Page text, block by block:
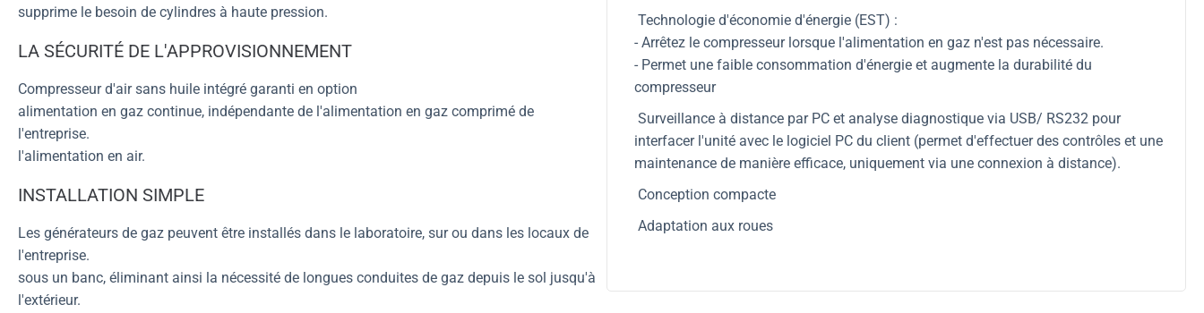
supprime le besoin de cylindres à haute pression.
LA SÉCURITÉ DE L'APPROVISIONNEMENT
Compresseur d'air sans huile intégré garanti en option
alimentation en gaz continue, indépendante de l'alimentation en gaz comprimé de
l'entreprise.
l'alimentation en air.
INSTALLATION SIMPLE
Les générateurs de gaz peuvent être installés dans le laboratoire, sur ou dans les locaux de
l'entreprise.
sous un banc, éliminant ainsi la nécessité de longues conduites de gaz depuis le sol jusqu'à
l'extérieur.
Technologie d'économie d'énergie (EST) :
- Arrêtez le compresseur lorsque l'alimentation en gaz n'est pas nécessaire.
- Permet une faible consommation d'énergie et augmente la durabilité du
compresseur
Surveillance à distance par PC et analyse diagnostique via USB/ RS232 pour
interfacer l'unité avec le logiciel PC du client (permet d'effectuer des contrôles et une
maintenance de manière efficace, uniquement via une connexion à distance).
Conception compacte
Adaptation aux roues